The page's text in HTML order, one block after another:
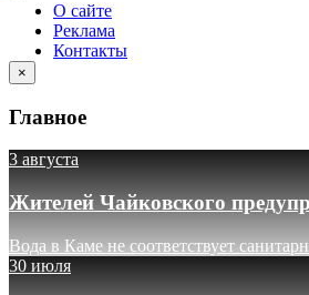
О сайте
Реклама
Контакты
×
Главное
3 августа
Жителей Чайковского
Вода в Каме не соответствует
30 июля